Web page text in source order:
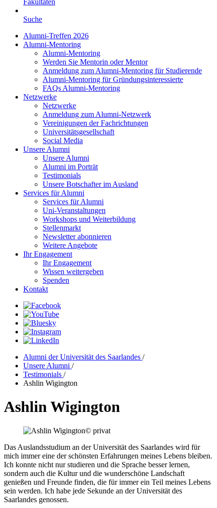
Fakultäten
Suche
Alumni-Treffen 2026
Alumni-Mentoring
Alumni-Mentoring
Werden Sie Mentorin oder Mentor
Anmeldung zum Alumni-Mentoring für Studierende
Alumni-Mentoring für Gründungsinteressierte
FAQs Alumni-Mentoring
Netzwerke
Netzwerke
Anmeldung zum Alumni-Netzwerk
Vereinigungen der Fachrichtungen
Universitätsgesellschaft
Social Media
Unsere Alumni
Unsere Alumni
Alumni im Porträt
Testimonials
Unsere Botschafter im Ausland
Services für Alumni
Services für Alumni
Uni-Veranstaltungen
Workshops und Weiterbildung
Stellenmarkt
Newsletter abonnieren
Weitere Angebote
Ihr Engagement
Ihr Engagement
Wissen weitergeben
Spenden
Kontakt
Alumni der Universität des Saarlandes /
Unsere Alumni /
Testimonials /
Ashlin Wigington
Ashlin Wigington
© privat
Das Auslandsstudium an der Universität des Saarlandes wird für
mich immer eine der schönsten Erfahrungen meines Lebens bleiben.
Ich konnte nicht nur studieren und die Sprache besser lernen,
sondern auch die Kultur und die wunderschöne Landschaft
genießen und Freunde finden, die für immer ein Teil meines Lebens
sein werden. Ich habe jede Sekunde an der Universität des
Saarlandes genossen.